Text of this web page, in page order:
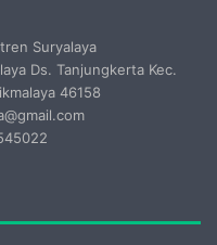
Suryalaya
Ds. Tanjungkerta Kec.
46158